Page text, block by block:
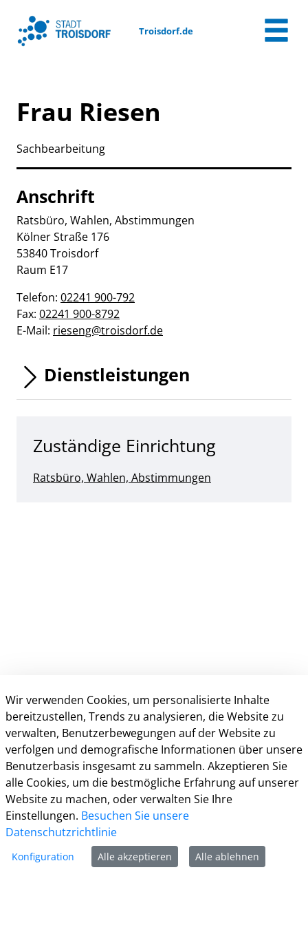
Zum Hauptinhalt springen
Troisdorf.de
Frau Riesen
Sachbearbeitung
Anschrift
Ratsbüro, Wahlen, Abstimmungen
Kölner Straße 176
53840Troisdorf
Raum E17
Telefon: 02241 900-792
Fax: 02241 900-8792
E-Mail: rieseng@troisdorf.de
Dienstleistungen
Zuständige Einrichtung
Ratsbüro, Wahlen, Abstimmungen
Kontakt
Informationen
Zur Facebook Seite
Zur Instagram Seite
Wir verwenden Cookies, um personalisierte Inhalte
bereitzustellen, Trends zu analysieren, die Website zu
verwalten, Benutzerbewegungen auf der Website zu
verfolgen und demografische Informationen über unsere
Benutzerbasis insgesamt zu sammeln. Akzeptieren Sie
alle Cookies, um die bestmögliche Erfahrung auf unserer
Website zu machen, oder verwalten Sie Ihre
Einstellungen. Besuchen Sie unsere
Datenschutzrichtlinie
Konfiguration Alle akzeptieren Alle ablehnen